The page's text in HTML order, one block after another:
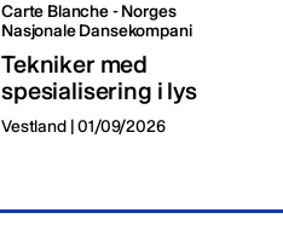
Carte Blanche - Norges
Nasjonale Dansekompani
Tekniker med
spesialisering i lys
Vestland | 01/09/2026